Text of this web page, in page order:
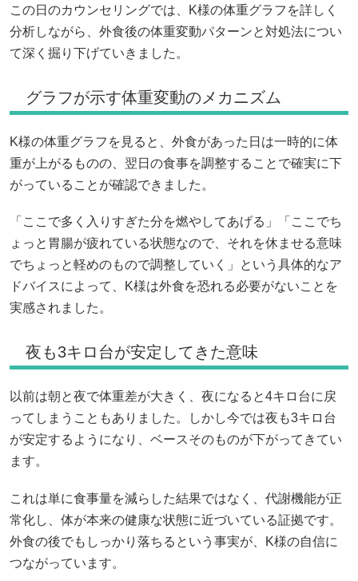
この日のカウンセリングでは、K様の体重グラフを詳しく
分析しながら、外食後の体重変動パターンと対処法につい
て深く掘り下げていきました。
グラフが示す体重変動のメカニズム
K様の体重グラフを見ると、外食があった日は一時的に体
重が上がるものの、翌日の食事を調整することで確実に下
がっていることが確認できました。
「ここで多く入りすぎた分を燃やしてあげる」「ここでち
ょっと胃腸が疲れている状態なので、それを休ませる意味
でちょっと軽めのもので調整していく」という具体的なア
ドバイスによって、K様は外食を恐れる必要がないことを
実感されました。
夜も3キロ台が安定してきた意味
以前は朝と夜で体重差が大きく、夜になると4キロ台に戻
ってしまうこともありました。しかし今では夜も3キロ台
が安定するようになり、ベースそのものが下がってきてい
ます。
これは単に食事量を減らした結果ではなく、代謝機能が正
常化し、体が本来の健康な状態に近づいている証拠です。
外食の後でもしっかり落ちるという事実が、K様の自信に
つながっています。